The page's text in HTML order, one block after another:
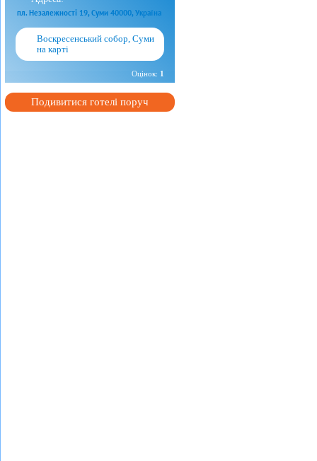
пл. Незалежності 19, Суми 40000, Україна
Воскресенський собор, Суми
на карті
Оцінок: 1
Подивитися готелі поруч